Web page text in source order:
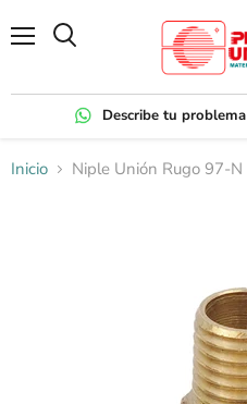
Describe tu problema
Inicio Niple Unión Rugo 97-N